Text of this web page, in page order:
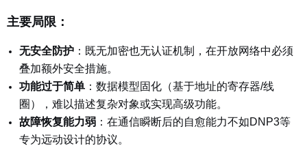
主要局限：
无安全防护 ：既无加密也无认证机制，在开放网络中必须
叠加额外安全措施。
功能过于简单 ：数据模型固化（基于地址的寄存器/线
圈），难以描述复杂对象或实现高级功能。
故障恢复能力弱 ： 在通信瞬断后的自愈能力不如DNP3等
专为远动设计的协议。